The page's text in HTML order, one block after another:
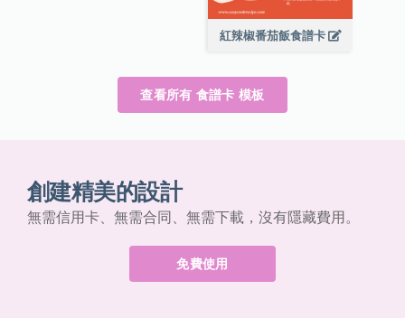
紅辣椒番茄飯食譜卡
查看所有 食譜卡 模板
創建精美的設計
無需信用卡、無需合同、無需下載，沒有隱藏費用。
免費使用